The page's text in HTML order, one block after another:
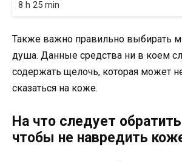
8 h 25 min
Также важно правильно выбирать
душа. Данные средства ни в коем
содержать щелочь, которая может
сказаться на коже.
На что следует
чтобы не навредить